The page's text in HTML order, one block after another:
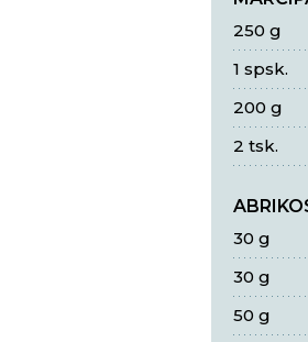
250 g
1 spsk.
200 g
2 tsk.
30 g
30 g
50 g